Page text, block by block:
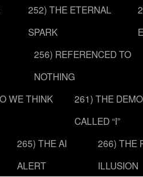
252) THE ETERNAL
SPARK
256) REFERENCED TO
NOTHING
WE THINK
261) THE
CALLED “I”
265) THE AI
ALERT
266) THE
ILLUSION